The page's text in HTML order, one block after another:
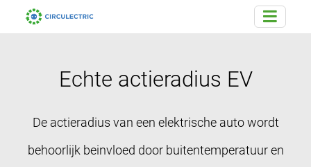
Echte actie­radius EV
De actieradius van een elektrische auto wordt
behoorlijk beinvloed door buitentemperatuur en